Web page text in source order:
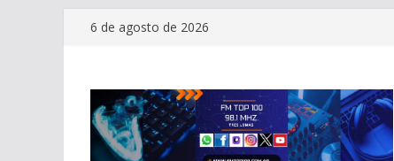
Saltar6 de agosto de 2026